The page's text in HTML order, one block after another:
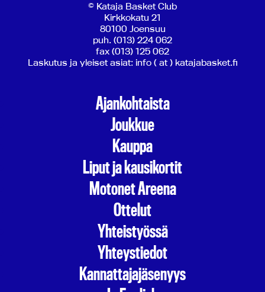
© Kataja Basket Club
Kirkkokatu 21
80100 Joensuu
puh. (013) 224 062
fax (013) 125 062
Laskutus ja yleiset asiat: info ( at ) katajabasket.fi
Ajankohtaista
Joukkue
Kauppa
Liput ja kausikortit
Motonet Areena
Ottelut
Yhteistyössä
Yhteystiedot
Kannattajajäsenyys